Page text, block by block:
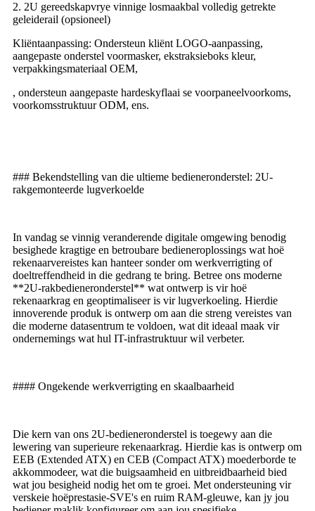
2. 2U gereedskapvrye vinnige losmaakbal volledig getrekte
geleiderail (opsioneel)
Kliëntaanpassing: Ondersteun kliënt LOGO-aanpassing,
aangepaste onderstel voormasker, ekstraksieboks kleur,
verpakkingsmateriaal OEM,
, ondersteun aangepaste hardeskyflaai se voorpaneelvoorkoms,
voorkomsstruktuur ODM, ens.
### Bekendstelling van die ultieme bedieneronderstel: 2U-
rakgemonteerde lugverkoelde
In vandag se vinnig veranderende digitale omgewing benodig
besighede kragtige en betroubare bedieneroplossings wat hoë
rekenaarvereistes kan hanteer sonder om werkverrigting of
doeltreffendheid in die gedrang te bring. Betree ons moderne
**2U-rakbedieneronderstel** wat ontwerp is vir hoë
rekenaarkrag en geoptimaliseer is vir lugverkoeling. Hierdie
innoverende produk is ontwerp om aan die streng vereistes van
die moderne datasentrum te voldoen, wat dit ideaal maak vir
ondernemings wat hul IT-infrastruktuur wil verbeter.
#### Ongekende werkverrigting en skaalbaarheid
Die kern van ons 2U-bedieneronderstel is toegewy aan die
lewering van superieure rekenaarkrag. Hierdie kas is ontwerp om
EEB (Extended ATX) en CEB (Compact ATX) moederborde te
akkommodeer, wat die buigsaamheid en uitbreidbaarheid bied
wat jou besigheid nodig het om te groei. Met ondersteuning vir
verskeie hoëprestasie-SVE's en ruim RAM-gleuwe, kan jy jou